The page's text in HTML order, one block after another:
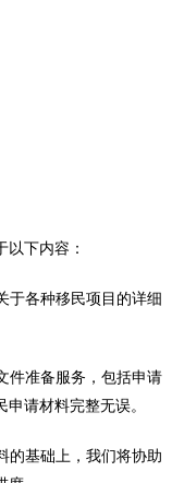
下内容：
于各种移民项目的详细
件准备服务，包括申请
请材料完整无误。
的基础上，我们将协助